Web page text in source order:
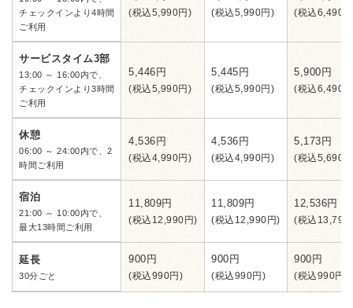
チェックインより4時間
ご利用
(税込5,990円) (税込5,990円) (税込6,490
サービスタイム3部
13:00 ～ 16:00内で、
チェックインより3時間
ご利用
5,446円
(税込5,990円)
5,445円
(税込5,990円)
5,900円
(税込6,490
休憩
06:00 ～ 24:00内で、2
時間ご利用
4,536円
(税込4,990円)
4,536円
(税込4,990円)
5,173円
(税込5,690
宿泊
21:00 ～ 10:00内で、
最大13時間ご利用
11,809円
(税込12,990円)
11,809円
(税込12,990円)
12,536円
(税込13,790
延長
30分ごと
900円
(税込990円)
900円
(税込990円)
900円
(税込990円)